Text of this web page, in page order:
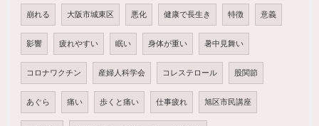
崩れる 大阪市城東区 悪化 健康で長生き 特徴 意義
影響 疲れやすい 眠い 身体が重い 暑中見舞い
コロナワクチン 産婦人科学会 コレステロール 股関節
あぐら 痛い 歩くと痛い 仕事疲れ 旭区市民講座